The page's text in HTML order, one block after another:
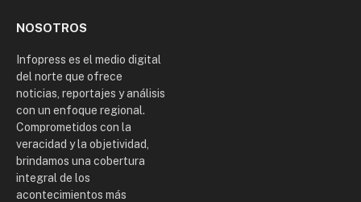
NOSOTROS
Infopress es el medio digital
del norte que ofrece
noticias, reportajes y análisis
con un enfoque regional.
Comprometidos con la
veracidad y la objetividad,
brindamos una cobertura
integral de los
acontecimientos más